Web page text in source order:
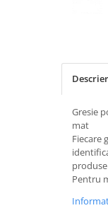
Gresie
mat
Fiecare
Pentru